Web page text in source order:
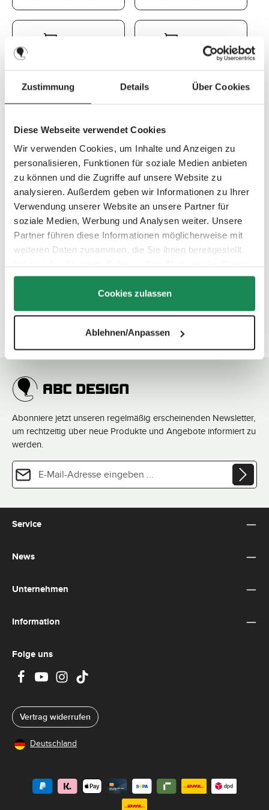
Zustimmung Details Über Cookies
Diese Webseite verwendet Cookies
Wir verwenden Cookies, um Inhalte und Anzeigen zu
personalisieren, Funktionen für soziale Medien anbieten
zu können und die Zugriffe auf unsere Website zu
analysieren. Außerdem geben wir Informationen zu Ihrer
Verwendung unserer Website an unsere Partner für
soziale Medien, Werbung und Analysen weiter. Unsere
Partner führen diese Informationen möglicherweise mit
weiteren Daten zusammen, die Sie ihnen bereitgestellt
gesammelt haben.
Cookies zulassen
Ablehnen/Anpassen
All4baby BabyWalz
Babyone
Abonniere jetzt unseren regelmäßig erscheinenden Newsletter,
um rechtzeitig über neue Produkte und Angebote informiert zu
werden.
E-Mail-Adresse*
Ich habe die
Nutzungsbedingungen.
Die mit einem Stern (*) markierten Felder sind Pflichtfelder.
Service
News
Unternehmen
Information
Folge uns
Vertrag widerrufen
Deutschland